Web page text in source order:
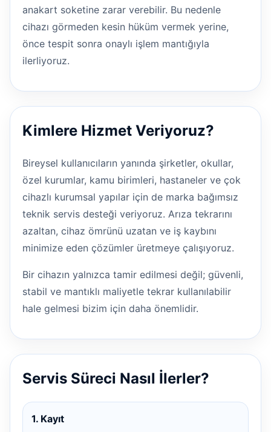
anakart soketine zarar verebilir. Bu nedenle
cihazı görmeden kesin hüküm vermek yerine,
önce tespit sonra onaylı işlem mantığıyla
ilerliyoruz.
Kimlere Hizmet Veriyoruz?
Bireysel kullanıcıların yanında şirketler, okullar,
özel kurumlar, kamu birimleri, hastaneler ve çok
cihazlı kurumsal yapılar için de marka bağımsız
teknik servis desteği veriyoruz. Arıza tekrarını
azaltan, cihaz ömrünü uzatan ve iş kaybını
minimize eden çözümler üretmeye çalışıyoruz.
Bir cihazın yalnızca tamir edilmesi değil; güvenli,
stabil ve mantıklı maliyetle tekrar kullanılabilir
hale gelmesi bizim için daha önemlidir.
Servis Süreci Nasıl İlerler?
1. Kayıt